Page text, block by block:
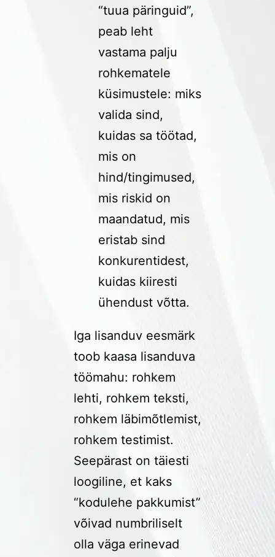
“tuua päringuid”,
peab leht
vastama palju
rohkematele
küsimustele: miks
valida sind,
kuidas sa töötad,
mis on
hind/tingimused,
mis riskid on
maandatud, mis
eristab sind
konkurentidest,
kuidas kiiresti
ühendust võtta.
Iga lisanduv eesmärk
toob kaasa lisanduva
töömahu: rohkem
lehti, rohkem teksti,
rohkem läbimõtlemist,
rohkem testimist.
Seepärast on täiesti
loogiline, et kaks
“kodulehe pakkumist”
võivad numbriliselt
olla väga erinevad